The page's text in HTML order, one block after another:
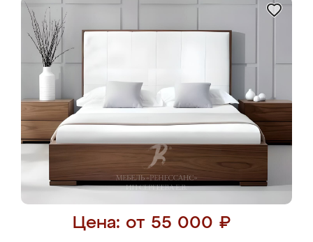
Цена: от 55 000 ₽